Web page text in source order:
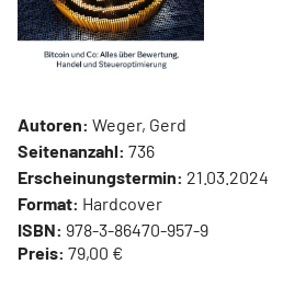
Autoren: Weger, Gerd
Seitenanzahl: 736
Erscheinungstermin: 21.03.2024
Format: Hardcover
ISBN: 978-3-86470-957-9
Preis: 79,00 €